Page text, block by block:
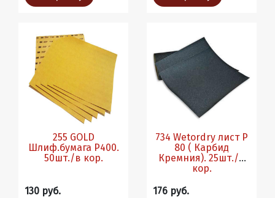
255 GOLD
Шлиф.бумага Р400.
50шт./в кор.
130 руб.
734 Wetordry лист P
80 ( Карбид
Кремния). 25шт./в
кор.
176 руб.